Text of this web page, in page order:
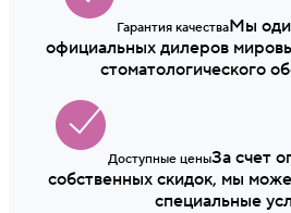
Гарантия качестваМы
официальных дилеров
стоматологического
Доступные ценыЗа счет
собственных скидок, мы
специальные